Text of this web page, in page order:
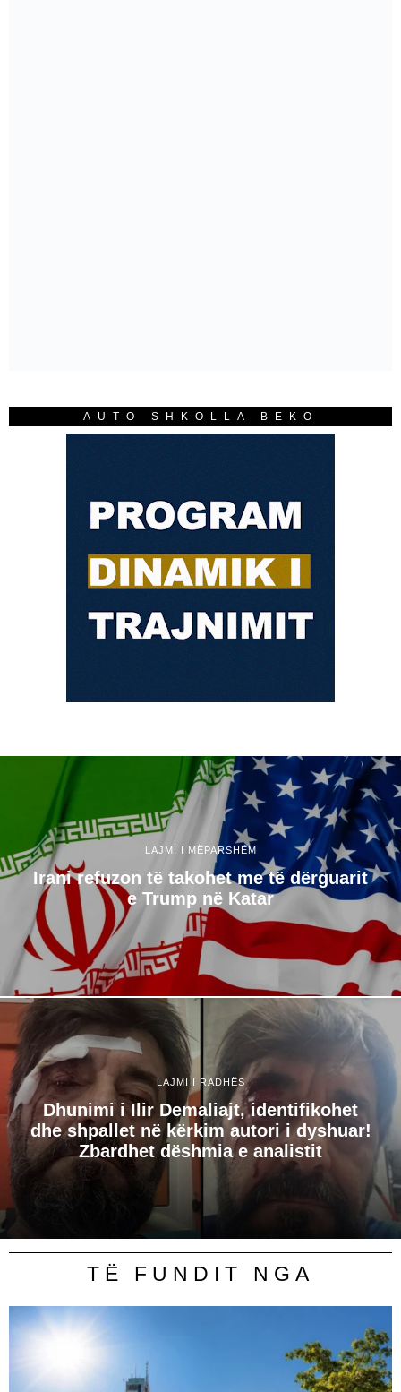
AUTO SHKOLLA BEKO
LAJMI I MËPARSHËM
Irani refuzon të takohet me të dërguarit
e Trump në Katar
LAJMI I RADHËS
Dhunimi i Ilir Demaliajt, identifikohet
dhe shpallet në kërkim autori i dyshuar!
Zbardhet dëshmia e analistit
TË FUNDIT NGA